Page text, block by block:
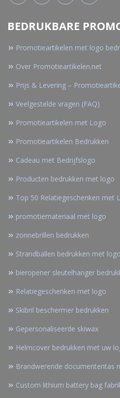
BEDRUKBARE
Promotieartikelen met logo
Over Promotieartikelen.net
Prijs & Levering –
Veelgestelde vragen (FAQ)
Promotieartikelen met Logo
Promotieartikelen Bedrukken
Cadeau met Bedrijfslogo
Producten bedrukken met logo
Top 50 Relatiegeschenken met
promotiemateriaal met logo
zonnebrillen bedrukken
Strandballen bedrukken met logo
bieropener sleutelhanger
Relatiegeschenken met logo
Skibril beschermer bedrukken
Gepersonaliseerde skiwax
Helmcover bedrukken met uw
Brandwerende documententas
Custom lithium battery bag